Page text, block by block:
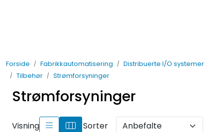
Forside Fabrikkautomatisering
Distribuerte I/O systemer
Tilbehør
Strømforsyninger
Strømforsyninger
Visning Sorter
Fabrikkautomatisering
Prosessautomatisering
Kontakt oss